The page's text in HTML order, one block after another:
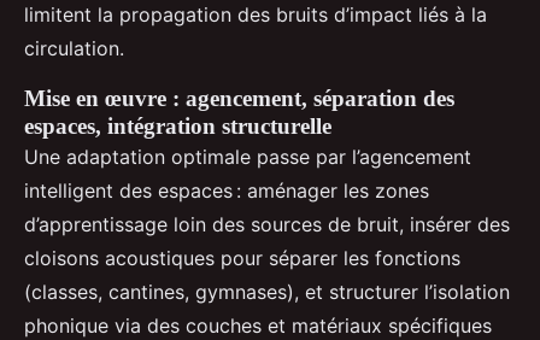
limitent la propagation des bruits d’impact liés à la
circulation.
Mise en œuvre : agencement, séparation des
espaces, intégration structurelle
Une adaptation optimale passe par l’agencement
intelligent des espaces : aménager les zones
d’apprentissage loin des sources de bruit, insérer des
cloisons acoustiques pour séparer les fonctions
(classes, cantines, gymnases), et structurer l’isolation
phonique via des couches et matériaux spécifiques